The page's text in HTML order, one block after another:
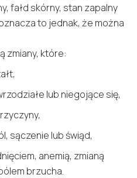
fałd skórny, stan zapalny
to jednak, że można
zmiany, które:
lub niegojące się,
sączenie lub świąd,
anemią, zmianą
brzucha.